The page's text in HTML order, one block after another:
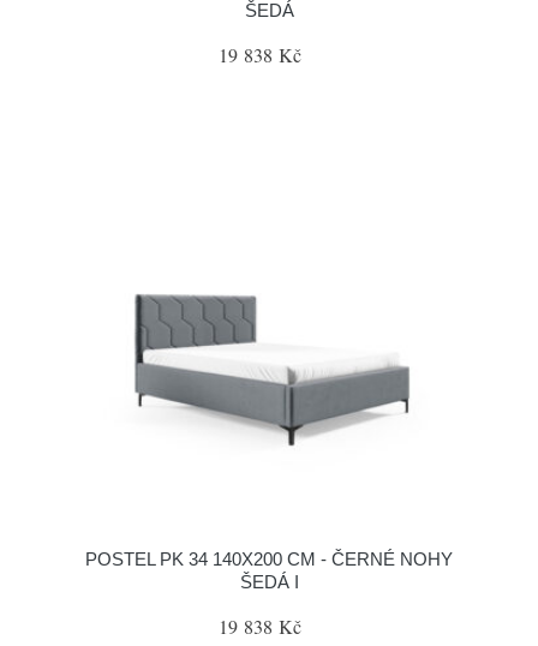
ŠEDÁ
19 838 Kč
POSTEL PK 34 140X200 CM - ČERNÉ NOHY
ŠEDÁ I
19 838 Kč